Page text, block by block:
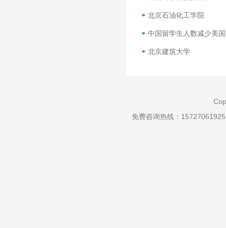
北京石油化工学院
中国留学生人数减少美
北京建筑大学
免费咨询热线：